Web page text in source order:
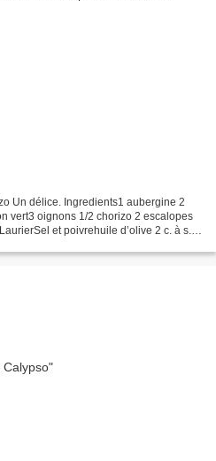
Un délice. Ingredients1 aubergine 2
vert3 oignons 1/2 chorizo 2 escalopes
et poivrehuile d’olive 2 c. à s.